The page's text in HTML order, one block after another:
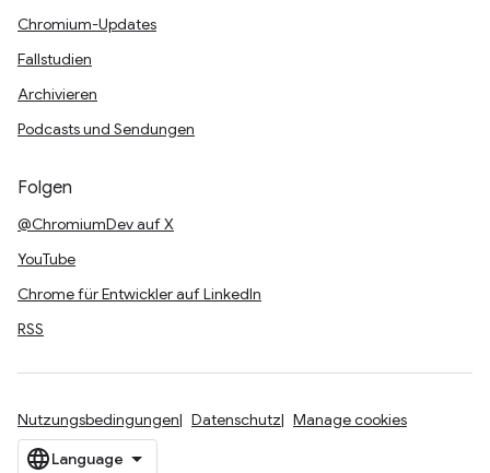
Chromium-Updates
Fallstudien
Archivieren
Podcasts und Sendungen
Folgen
@ChromiumDev auf X
YouTube
Chrome für Entwickler auf LinkedIn
RSS
Nutzungsbedingungen Datenschutz Manage cookies